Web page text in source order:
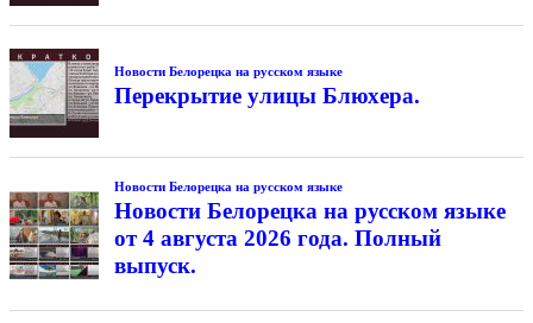
Новости Белорецка на русском языке
Перекрытие улицы Блюхера.
Новости Белорецка на русском языке
Новости Белорецка на русском языке
от 4 августа 2026 года. Полный
выпуск.